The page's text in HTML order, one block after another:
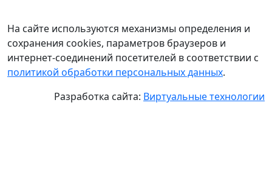
На сайте используются механизмы определения и
сохранения cookies, параметров браузеров и
интернет-соединений посетителей в соответствии с
политикой обработки персональных данных.
Разработка сайта: Виртуальные технологии